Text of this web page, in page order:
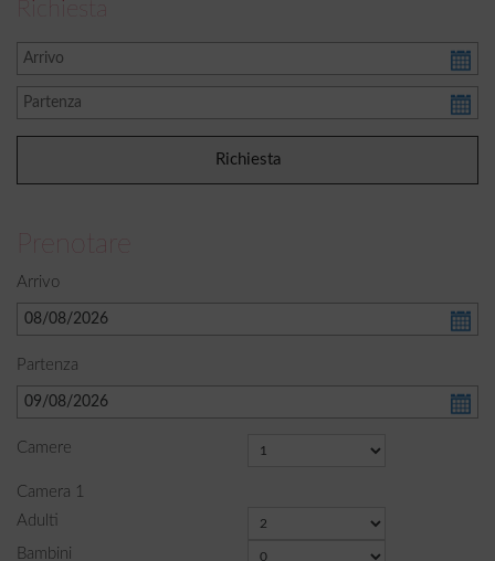
Richiesta
Prenotare
Arrivo
Partenza
Camere
Camera 1
Adulti
Bambini